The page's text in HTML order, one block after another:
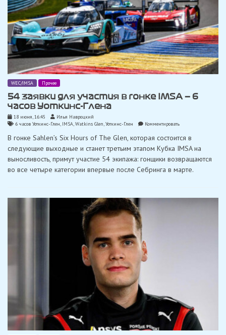
WEC/IMSA Прочее
54 заявки для участия в гонке IMSA — 6
часов Уоткинс-Глена
18 июня, 16:45
Илья Навроцкий
6 часов Уоткинс-Глен, IMSA,Watkins Glen,Уоткинс-Глен Комментироватьon
заявки
для
участия
в
IMSA
В гонке Sahlen’s Six Hours of The Glen, которая состоится в
следующие выходные и станет третьим этапом Кубка IMSA на
выносливость, примут участие 54 экипажа: гонщики возвращаются
во все четыре категории впервые после Себринга в марте.